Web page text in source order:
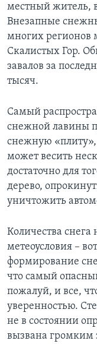
поискДИСКУССИЯ VOA
ДЕТАЛИ
НЬЮ-ЙОРК NEW
АМЕРИКА.
АМЕРИКАНСКИЕ
ТЕСТЫ
ЗА СВОБОДУ
УЧИМ
ВИДЕО
ПОДПИСКА НА
Learning English
СОЦИАЛЬНЫЕ СЕТИ
Языки
местный житель,
Внезапные
многих регионов
Скалистых Гор.
завалов за
тысяч.
Самый
снежной лавины
снежную
может весить
достаточно для
дерево,
уничтожить
Количества снега
метеоусловия –
формирование
что самый
пожалуй, и все,
уверенностью.
не в состоянии
вызвана громким